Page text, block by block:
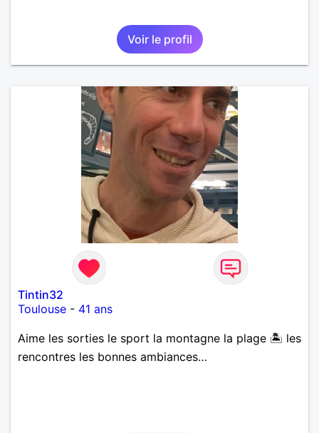
Voir le profil
Tintin32
Toulouse - 41 ans
Aime les sorties le sport la montagne la plage 🏝️ les
rencontres les bonnes ambiances…